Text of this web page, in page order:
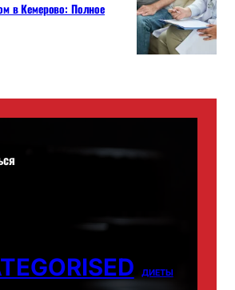
в Кемерово: Полное
ДИЕТЫ